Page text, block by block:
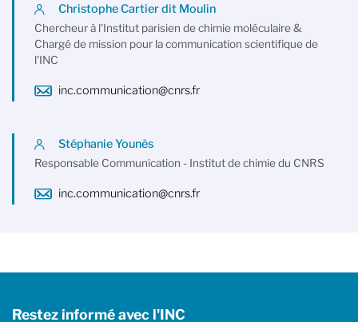
Christophe Cartier dit Moulin
Chercheur à l'Institut parisien de chimie moléculaire &
Chargé de mission pour la communication scientifique de
l'INC
inc.communication@cnrs.fr
Stéphanie Younès
Responsable Communication - Institut de chimie du CNRS
inc.communication@cnrs.fr
Restez informé avec l'INC